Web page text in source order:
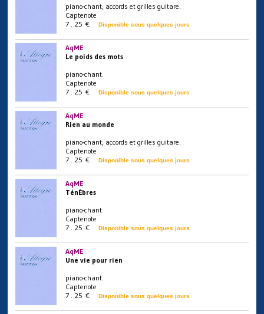
piano-chant, accords et grilles guitare.
Captenote
7 . 25 €
Disponible sous quelques jours
AqME
Le poids des mots
piano-chant.
Captenote
7 . 25 €
Disponible sous quelques jours
AqME
Rien au monde
piano-chant, accords et grilles guitare.
Captenote
7 . 25 €
Disponible sous quelques jours
AqME
TénÈbres
piano-chant.
Captenote
7 . 25 €
Disponible sous quelques jours
AqME
Une vie pour rien
piano-chant.
Captenote
7 . 25 €
Disponible sous quelques jours